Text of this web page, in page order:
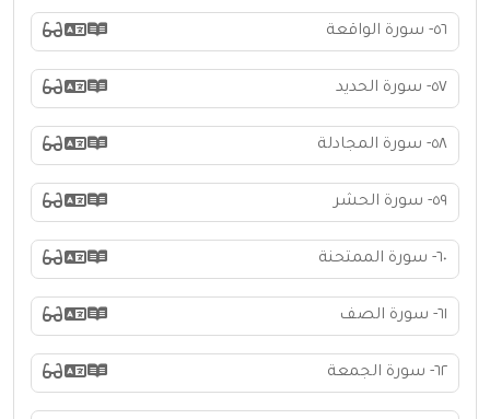
٥٦- سورة الواقعة
٥٧- سورة الحديد
٥٨- سورة المجادلة
٥٩- سورة الحشر
٦٠- سورة الممتحنة
٦١- سورة الصف
٦٢- سورة الجمعة